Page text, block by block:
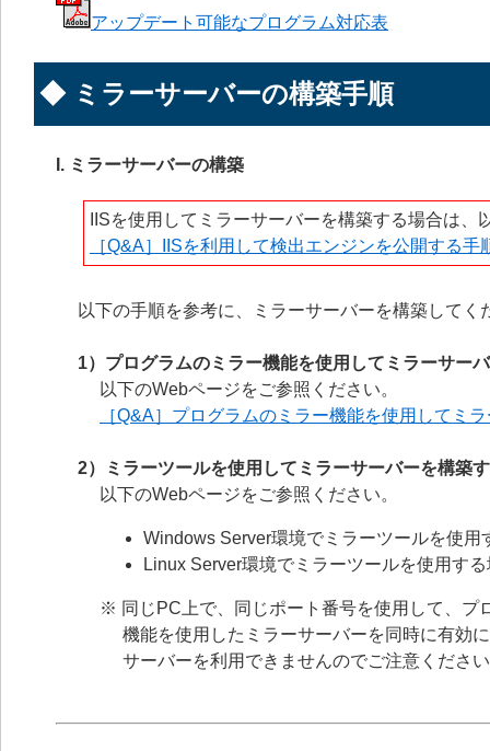
アップデート可能なプログラム対応表
◆ ミラーサーバーの構築手順
I. ミラーサーバーの構築
IISを使用してミラーサーバーを構築する場合は
［Q&A］IISを利用して検出エンジンを公開する手
以下の手順を参考に、ミラーサーバーを構築してく
1）プログラムのミラー機能を使用してミラーサー
以下のWebページをご参照ください。
［Q&A］プログラムのミラー機能を使用してミ
2）ミラーツールを使用してミラーサーバーを構築
以下のWebページをご参照ください。
Windows Server環境でミラーツールを使用
Linux Server環境でミラーツールを使用す
※ 同じPC上で、同じポート番号を使用して、プ
機能を使用したミラーサーバーを同時に有効
サーバーを利用できませんのでご注意くださ